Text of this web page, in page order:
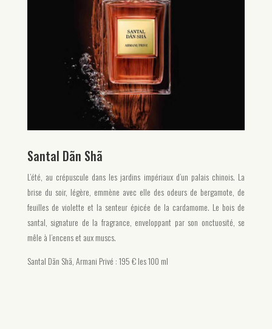
Santal Dãn Shã
L’été, au crépuscule dans les jardins impériaux d’un palais chinois. La
brise du soir, légère, emmène avec elle des odeurs de bergamote, de
feuilles de violette et la senteur épicée de la cardamome. Le bois de
santal, signature de la fragrance, enveloppant par son onctuosité, se
mêle à l’encens et aux muscs.
Santal Dãn Shã, Armani Privé : 195 € les 100 ml